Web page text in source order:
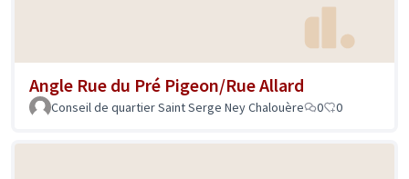
Angle Rue du Pré Pigeon/Rue Allard
Conseil de quartier Saint Serge Ney Chalouère 0 0